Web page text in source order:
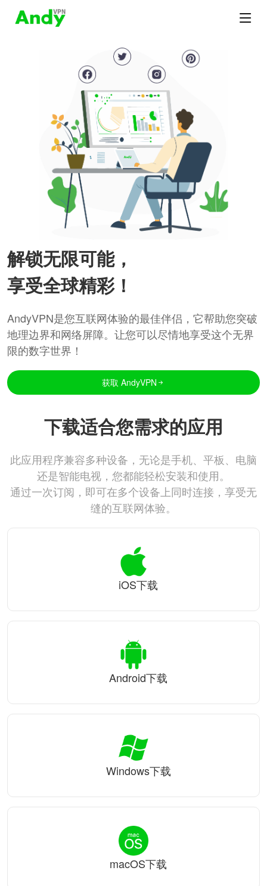
解锁无限可能，
享受全球精彩！
AndyVPN是您互联网体验的最佳伴侣，它帮助您突破
地理边界和网络屏障。让您可以尽情地享受这个无界
限的数字世界！
获取 AndyVPN
下载适合您需求的应用
此应用程序兼容多种设备，无论是手机、平板、电脑
还是智能电视，您都能轻松安装和使用。
通过一次订阅，即可在多个设备上同时连接，享受无
缝的互联网体验。
iOS下载
Android下载
Windows下载
macOS下载